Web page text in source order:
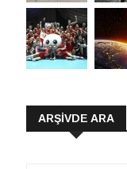
ARŞIVDE ARA